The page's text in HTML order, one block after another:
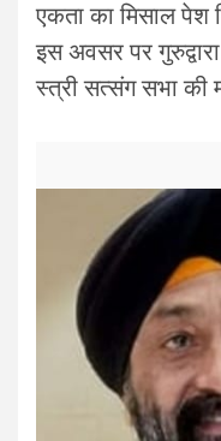
एकता का मिसाल पेश
इस अवसर पर
स्त्री सत्संग सभा की